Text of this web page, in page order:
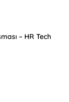
– HR Tech